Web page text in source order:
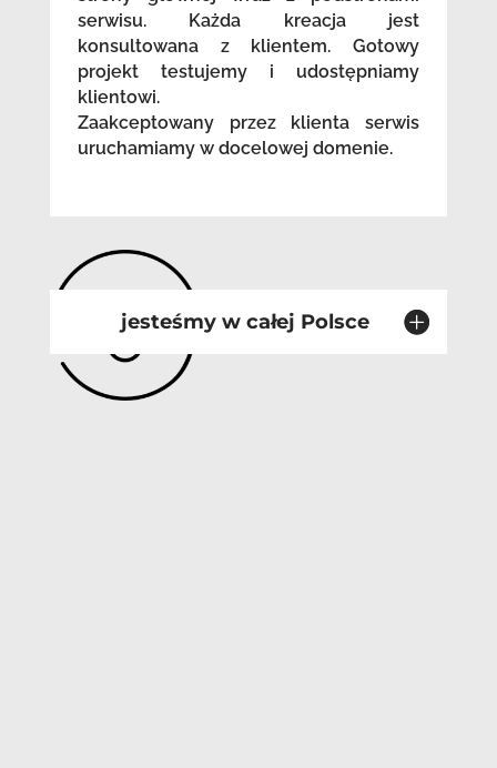
serwisu. Każda kreacja jest
konsultowana z klientem. Gotowy
projekt testujemy i udostępniamy
klientowi.
Zaakceptowany przez klienta serwis
uruchamiamy w docelowej domenie.
jesteśmy w całej Polsce